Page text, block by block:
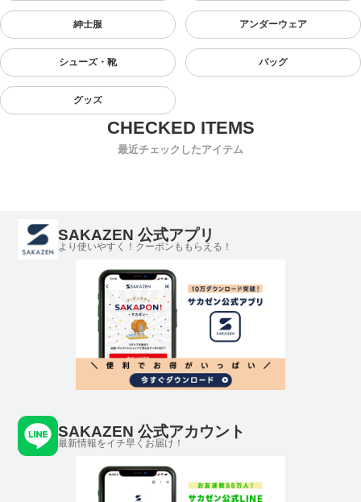
紳士服 アンダーウェア
シューズ・靴 バッグ
グッズ
最近チェックしたアイテム
SAKAZEN 公式アプリ
より使いやすく！クーポンももらえる！
SAKAZEN 公式アカウント
最新情報をイチ早くお届け！